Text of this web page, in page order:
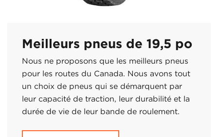
Meilleurs pneus de 19,5 po
Nous ne proposons que les meilleurs pneus
pour les routes du Canada. Nous avons tout
un choix de pneus qui se démarquent par
leur capacité de traction, leur durabilité et la
durée de vie de leur bande de roulement.